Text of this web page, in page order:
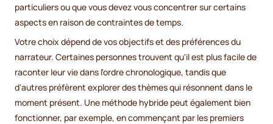
particuliers ou que vous devez vous concentrer sur certains
aspects en raison de contraintes de temps.
Votre choix dépend de vos objectifs et des préférences du
narrateur. Certaines personnes trouvent qu'il est plus facile de
raconter leur vie dans l'ordre chronologique, tandis que
d'autres préfèrent explorer des thèmes qui résonnent dans le
moment présent. Une méthode hybride peut également bien
fonctionner, par exemple, en commençant par les premiers